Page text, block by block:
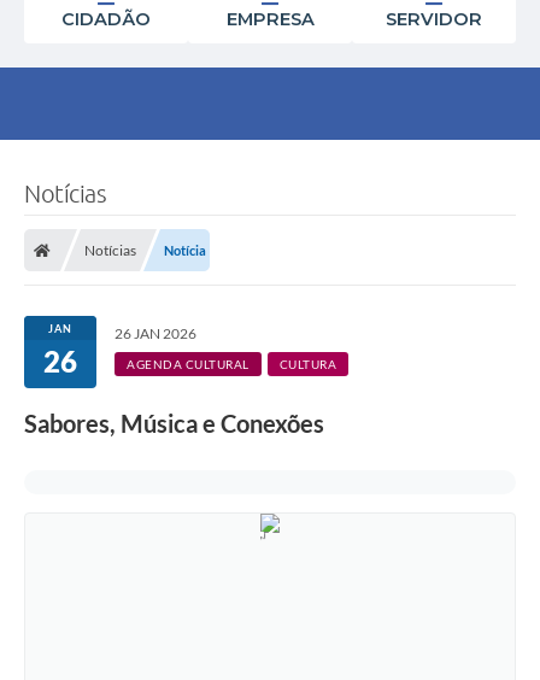
CIDADÃO EMPRESA SERVIDOR
Notícias
Notícias Notícia
JAN
26
26 JAN 2026
AGENDA CULTURAL CULTURA
Sabores, Música e Conexões